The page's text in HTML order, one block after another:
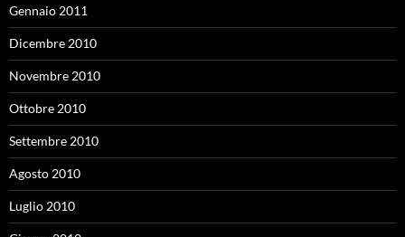
Gennaio 2011
Dicembre 2010
Novembre 2010
Ottobre 2010
Settembre 2010
Agosto 2010
Luglio 2010